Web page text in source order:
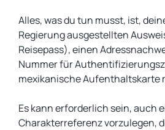
Alles, was du tun musst, ist,
Regierung ausgestellten
Reisepass), einen
Nummer für
mexikanische Aufenthaltskarte
Es kann erforderlich sein, auch
Charakterreferenz vorzulegen,